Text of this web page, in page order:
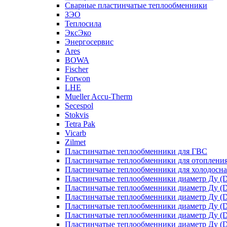
Сварные пластинчатые теплообменники
ЗЭО
Теплосила
ЭксЭко
Энергосервис
Ares
BOWA
Fischer
Forwon
LHE
Mueller Accu-Therm
Secespol
Stokvis
Tetra Pak
Vicarb
Zilmet
Пластинчатые теплообменники для ГВС
Пластинчатые теплообменники для
Пластинчатые теплообменники для
Пластинчатые теплообменники диаметр Ду
Пластинчатые теплообменники диаметр Ду
Пластинчатые теплообменники диаметр Ду
Пластинчатые теплообменники диаметр Ду
Пластинчатые теплообменники диаметр Ду
Пластинчатые теплообменники диаметр Ду